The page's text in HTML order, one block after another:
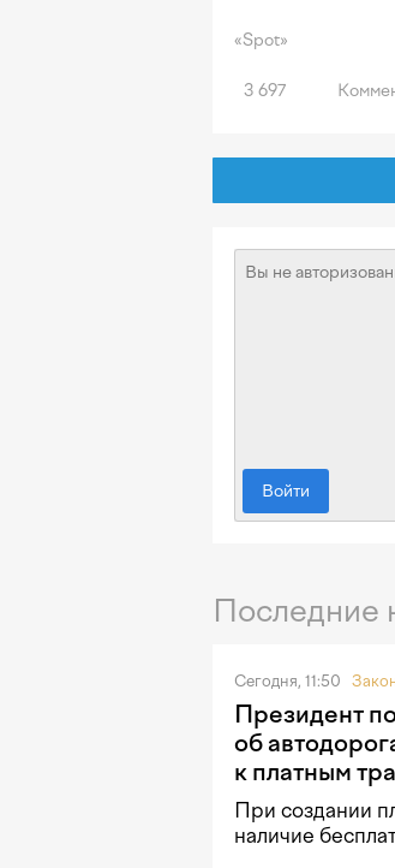
«Spot»
3 697
Войти
Последние
Сегодня, 11:50
Президент
об
к платным
При создании
наличие